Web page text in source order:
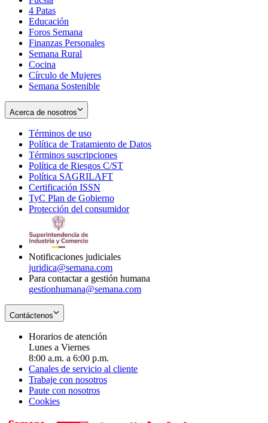
new
window
in
new
window
4 Patas
Educación
Foros Semana
Finanzas Personales
Semana Rural
Cocina
Círculo de Mujeres
Semana Sostenible
Acerca de nosotros
Términos de uso
in
new
window
Política de Tratamiento de Datos
Términos suscripciones
in
Política de Riesgos C/ST
Política SAGRILAFT
new
window
Certificación ISSN
in
new
TyC Plan de Gobierno
in
Protección del consumidorOpens
Notificaciones judiciales
juridica@semana.com
Para contactar a gestión humana
gestionhumana@semana.com
Contáctenos
Horarios de atención
Lunes a Viernes
8:00 a.m. a 6:00 p.m.
Canales de servicio al cliente
Trabaje con nosotros
Paute con nosotros
Cookies